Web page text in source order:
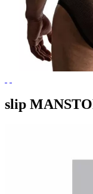
slip